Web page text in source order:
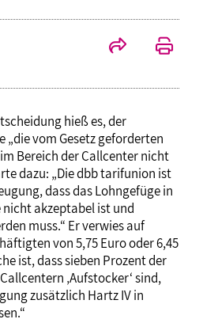
hieß es, der
„die vom Gesetz geforderten
Bereich der Callcenter nicht
dazu: „Die dbb tarifunion ist
dass das Lohngefüge in
akzeptabel ist und
muss.“ Er verwies auf
von 5,75 Euro oder 6,45
ist, dass sieben Prozent der
‚Aufstocker‘ sind,
zusätzlich Hartz IV in